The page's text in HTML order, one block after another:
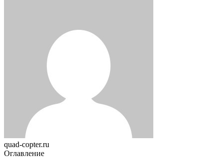
quad-copter.ru
Оглавление